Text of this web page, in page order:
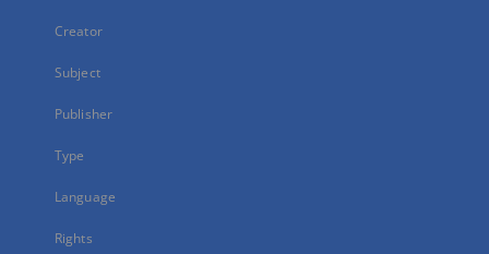
Creator
Subject
Publisher
Type
Language
Rights